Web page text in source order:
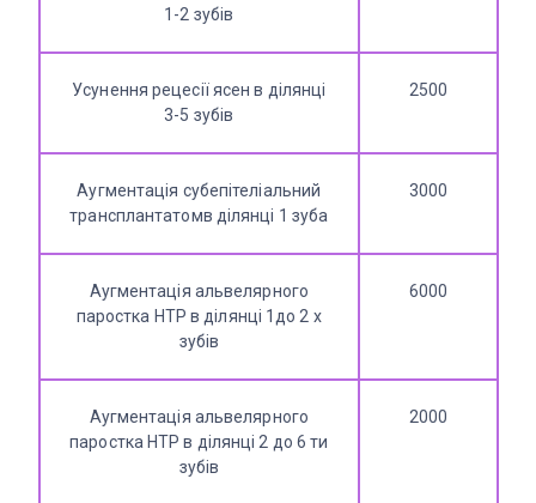
1-2 зубів
Усунення рецесії ясен в ділянці
3-5 зубів
2500
Аугментація субепітеліальний
трансплантатомв ділянці 1 зуба
3000
Аугментація альвелярного
паростка НТР в ділянці 1до 2 х
зубів
6000
Аугментація альвелярного
паростка НТР в ділянці 2 до 6 ти
зубів
2000